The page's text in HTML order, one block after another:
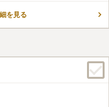
苑では、過去の宗旨・宗派は不問な
ろに、大小人数食事ができるお店
、静かでゆっくりとお参りできま
。
を見る